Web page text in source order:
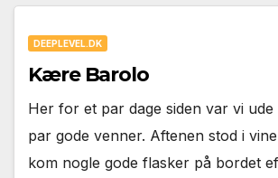
DEEPLEVEL.DK
Kære Barolo
Her for et par dage siden var vi ude
par gode venner. Aftenen stod i
kom nogle gode flasker på bordet